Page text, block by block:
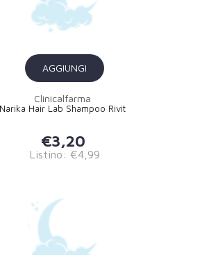
AGGIUNGI
Clinicalfarma
Narika Hair Lab Shampoo Rivit
€3,20
Listino: €4,99